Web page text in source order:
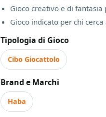
Gioco creativo e di
Gioco indicato per chi
Tipologia di Gioco
Cibo Giocattolo
Brand e Marchi
Haba